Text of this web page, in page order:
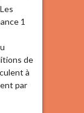
1
de
à
par